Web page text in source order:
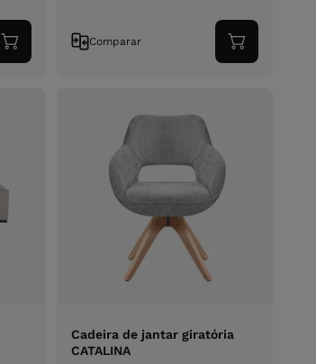
Adicionar
ao
Comparar
Adicionar
ao
Cadeira de jantar giratória
CATALINA